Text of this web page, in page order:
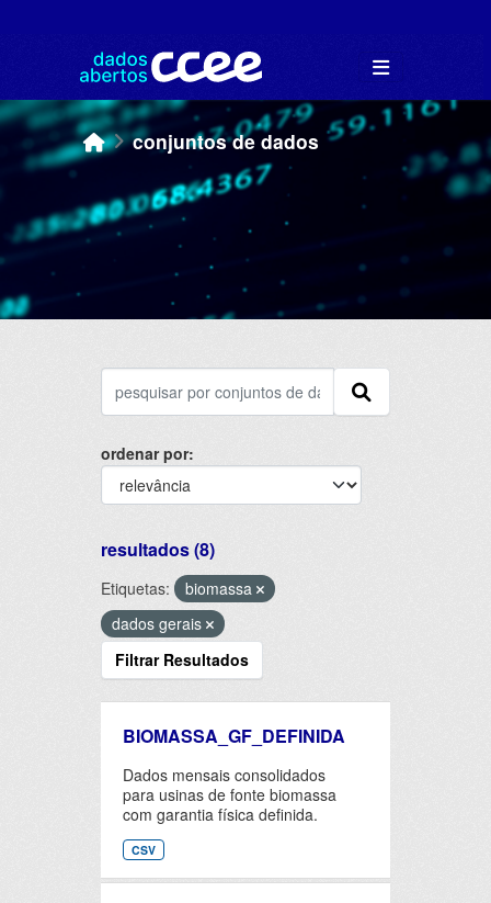
conjuntos de dados
ordenar por
resultados (8)
Etiquetas:
biomassa
dados gerais
Filtrar Resultados
BIOMASSA_GF_DEFINIDA
Dados mensais consolidados
para usinas de fonte biomassa
com garantia física definida.
CSV